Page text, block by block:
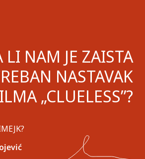
LI NAM JE ZAISTA
NASTAVAK
„CLUELESS”?